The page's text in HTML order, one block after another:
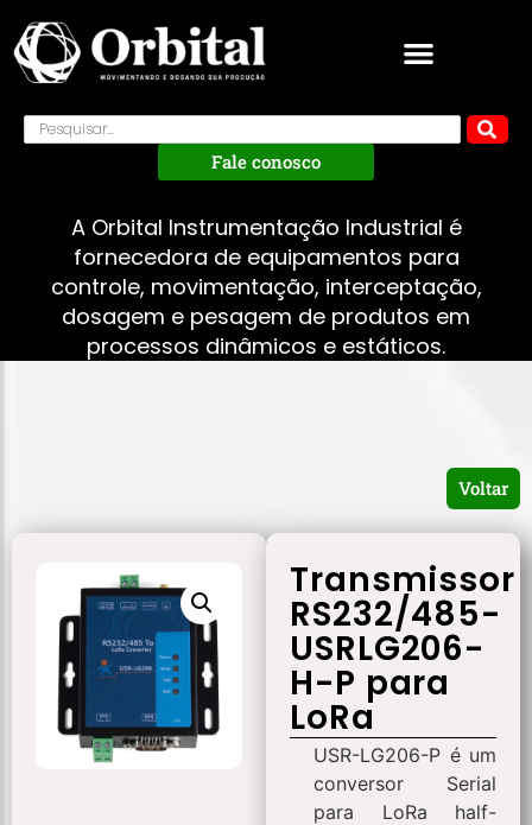
Fale conosco
A Orbital Instrumentação Industrial é
fornecedora de equipamentos para
controle, movimentação, interceptação,
dosagem e pesagem de produtos em
processos dinâmicos e estáticos.
Voltar
Transmissor
RS232/485-
USRLG206-
H-P para
LoRa
USR-LG206-P é um
conversor Serial
para LoRa half-